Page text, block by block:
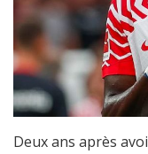
Deux ans après